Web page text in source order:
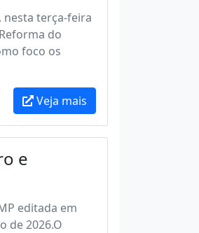
nesta terça-feira
do
foco os
Veja mais
e
editada em
de 2026.O